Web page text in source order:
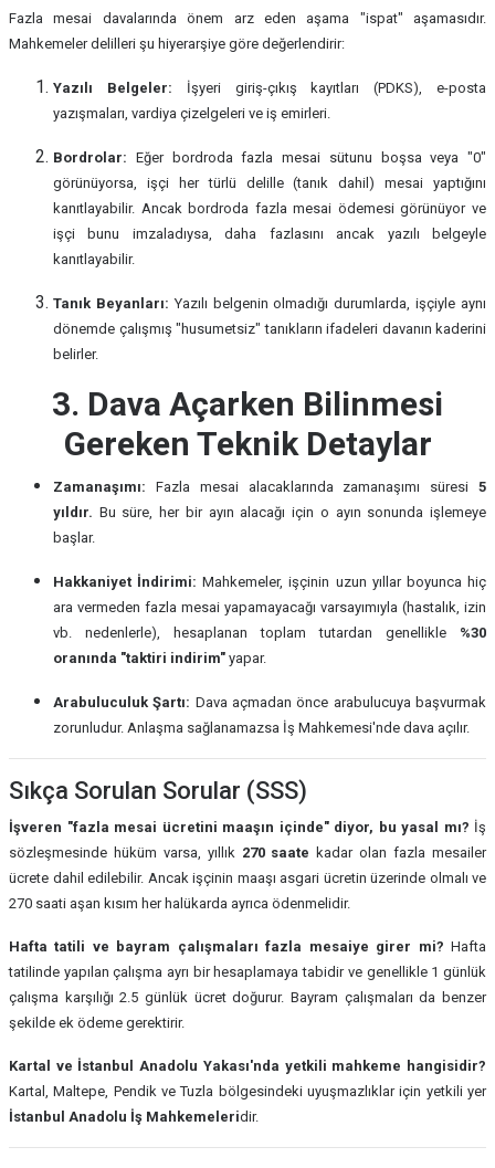
Fazla mesai davalarında önem arz eden aşama "ispat" aşamasıdır.
Mahkemeler delilleri şu hiyerarşiye göre değerlendirir:
Yazılı Belgeler: İşyeri giriş-çıkış kayıtları (PDKS), e-posta
yazışmaları, vardiya çizelgeleri ve iş emirleri.
Bordrolar: Eğer bordroda fazla mesai sütunu boşsa veya "0"
görünüyorsa, işçi her türlü delille (tanık dahil) mesai yaptığını
kanıtlayabilir. Ancak bordroda fazla mesai ödemesi görünüyor ve
işçi bunu imzaladıysa, daha fazlasını ancak yazılı belgeyle
kanıtlayabilir.
Tanık Beyanları: Yazılı belgenin olmadığı durumlarda, işçiyle aynı
dönemde çalışmış "husumetsiz" tanıkların ifadeleri davanın kaderini
belirler.
3. Dava Açarken Bilinmesi
Gereken Teknik Detaylar
Zamanaşımı: Fazla mesai alacaklarında zamanaşımı süresi 5
yıldır. Bu süre, her bir ayın alacağı için o ayın sonunda işlemeye
başlar.
Hakkaniyet İndirimi: Mahkemeler, işçinin uzun yıllar boyunca hiç
ara vermeden fazla mesai yapamayacağı varsayımıyla (hastalık, izin
vb. nedenlerle), hesaplanan toplam tutardan genellikle %30
oranında "taktiri indirim" yapar.
Arabuluculuk Şartı: Dava açmadan önce arabulucuya başvurmak
zorunludur. Anlaşma sağlanamazsa İş Mahkemesi'nde dava açılır.
Sıkça Sorulan Sorular (SSS)
İşveren "fazla mesai ücretini maaşın içinde" diyor, bu yasal mı? İş
sözleşmesinde hüküm varsa, yıllık 270 saate kadar olan fazla mesailer
ücrete dahil edilebilir. Ancak işçinin maaşı asgari ücretin üzerinde olmalı ve
270 saati aşan kısım her halükarda ayrıca ödenmelidir.
Hafta tatili ve bayram çalışmaları fazla mesaiye girer mi? Hafta
tatilinde yapılan çalışma ayrı bir hesaplamaya tabidir ve genellikle 1 günlük
çalışma karşılığı 2.5 günlük ücret doğurur. Bayram çalışmaları da benzer
şekilde ek ödeme gerektirir.
Kartal ve İstanbul Anadolu Yakası'nda yetkili mahkeme hangisidir?
Kartal, Maltepe, Pendik ve Tuzla bölgesindeki uyuşmazlıklar için yetkili yer
İstanbul Anadolu İş Mahkemeleridir.